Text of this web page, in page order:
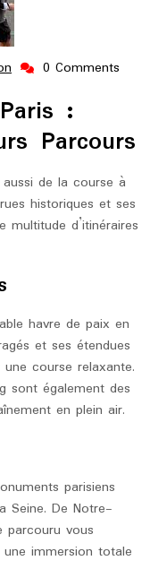
ing-
marathon
0 Comments
:
Parcours
de la course à
historiques et ses
d’itinéraires
havre de paix en
et ses étendues
course relaxante.
sont également des
en plein air.
parisiens
Seine. De Notre-
parcouru vous
immersion totale